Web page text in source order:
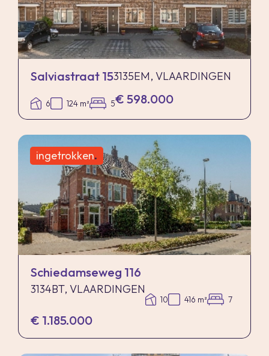
Salviastraat 153135EM, VLAARDINGEN
6 124 m² 5€ 598.000
ingetrokken.
Schiedamseweg 116
3134BT, VLAARDINGEN
10 416 m² 7
€ 1.185.000